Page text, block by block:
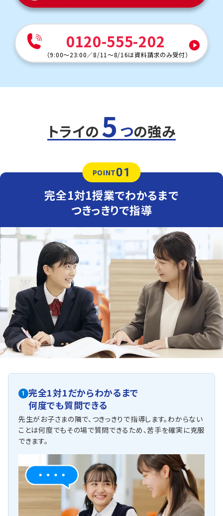
す。
・定期テスト・内申点対策コース
・高校入試対策コース
神の倉中学校
生徒も多くいます。気軽に通える距離なので、部活動との両
数学（教科書：啓林館）
神の倉中は授業で扱った問題や類題が中心となるため、理
解を定着させることが重要です。トライでは学校で解けな
臨めるよう指導します。
英語（教科書：東京書籍）
とんどですが、一部英作文等の難問が出題されることがあ
ります。時間配分が高得点のポイントになるため、テスト前
には、一人ひとりの学力・性格に合わせた、時間配分をアド
人気のコース
・定期テスト・内申点対策コース
・公立入試対策コース
滝ノ水中学校
滝の水中は学校で扱った問題やその類題が出題されるた
め、学校の復習をすることが成績アップのポイントです。テ
スト本番で確実に得点できるよう、トライでは学校の授業で
わからなかった問題をわかるまでつきっきりでサポートしま
他にも以下の学校に対応しています
久方中学校、鎌倉台中学校、平針中学校、原中学校、椙山女学園中
校、聖霊中学校他
0120-555-202
（9:00～23:00／8/11～8/16は資料請求のみ受付）
トライの 5 つの強み
POINT01
完全1対1授業でわかるまで
つきっきりで指導
1
完全1対1だからわかるまで
何度でも質問できる
先生がお子さまの隣で、つきっきりで指導します。わからない
ことは何度でもその場で質問できるため、苦手を確実に克服
できます。